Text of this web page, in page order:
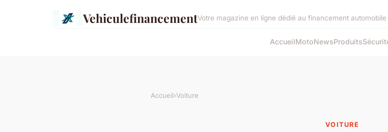
VehiculefinancementVotre magazine en ligne dédié au financement
AccueilMotoNewsProduits
Accueil›Voiture
VOITURE